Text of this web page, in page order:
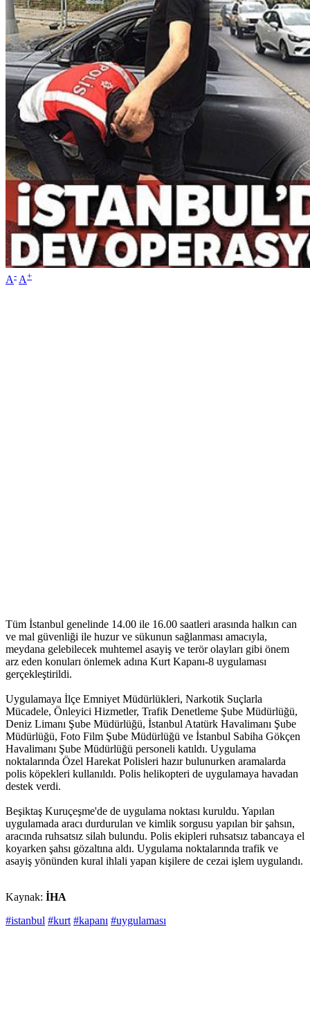
A- A+
Tüm İstanbul genelinde 14.00 ile 16.00 saatleri arasında halkın can
ve mal güvenliği ile huzur ve sükunun sağlanması amacıyla,
meydana gelebilecek muhtemel asayiş ve terör olayları gibi önem
arz eden konuları önlemek adına Kurt Kapanı-8 uygulaması
gerçekleştirildi.
Uygulamaya İlçe Emniyet Müdürlükleri, Narkotik Suçlarla
Mücadele, Önleyici Hizmetler, Trafik Denetleme Şube Müdürlüğü,
Deniz Limanı Şube Müdürlüğü, İstanbul Atatürk Havalimanı Şube
Müdürlüğü, Foto Film Şube Müdürlüğü ve İstanbul Sabiha Gökçen
Havalimanı Şube Müdürlüğü personeli katıldı. Uygulama
noktalarında Özel Harekat Polisleri hazır bulunurken aramalarda
polis köpekleri kullanıldı. Polis helikopteri de uygulamaya havadan
destek verdi.
Beşiktaş Kuruçeşme'de de uygulama noktası kuruldu. Yapılan
uygulamada aracı durdurulan ve kimlik sorgusu yapılan bir şahsın,
aracında ruhsatsız silah bulundu. Polis ekipleri ruhsatsız tabancaya el
koyarken şahsı gözaltına aldı. Uygulama noktalarında trafik ve
asayiş yönünden kural ihlali yapan kişilere de cezai işlem uygulandı.
Kaynak: İHA
#istanbul #kurt #kapanı #uygulaması